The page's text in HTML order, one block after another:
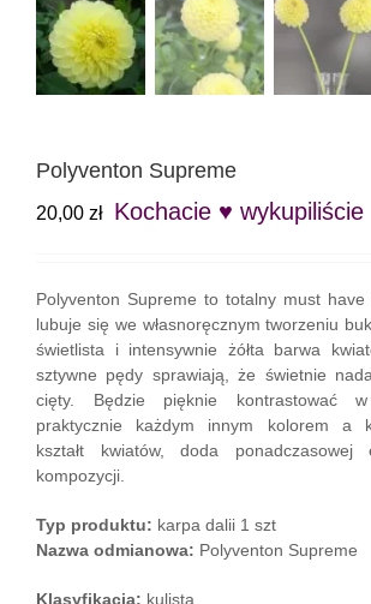
Polyventon Supreme
20,00 zł Kochacie ♥ wykupiliście
Polyventon Supreme to totalny must
lubuje się we własnoręcznym tworzeniu
świetlista i intensywnie żółta barwa
sztywne pędy sprawiają, że świetnie
cięty. Będzie pięknie kontrastować
praktycznie każdym innym kolorem a
kształt kwiatów, doda ponadczasowej
kompozycji.
Typ produktu: karpa dalii 1 szt
Nazwa odmianowa: Polyventon Supreme
Klasyfikacja: kulista